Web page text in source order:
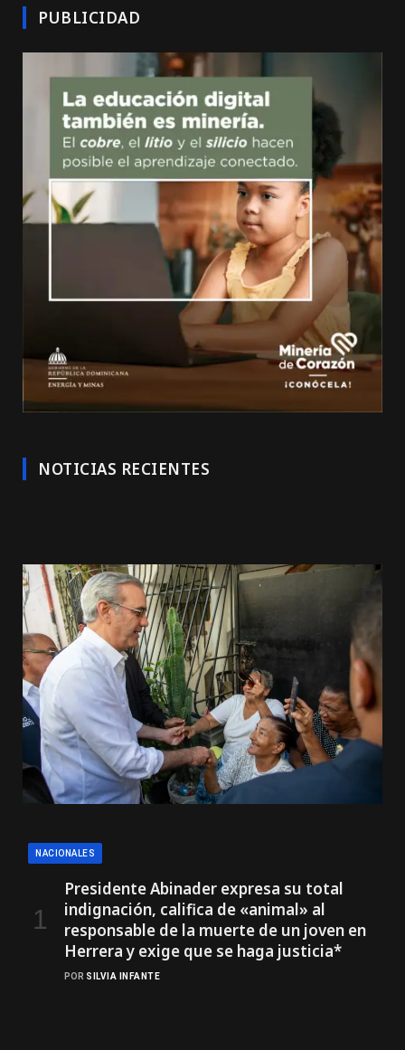
PUBLICIDAD
NOTICIAS RECIENTES
NACIONALES
Presidente Abinader expresa su total
indignación, califica de «animal» al
responsable de la muerte de un joven en
Herrera y exige que se haga justicia*
POR SILVIA INFANTE